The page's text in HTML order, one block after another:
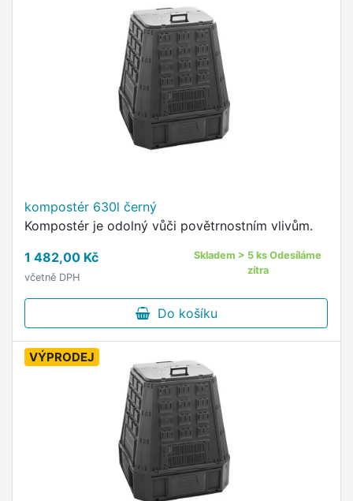
kompostér 630l černý
Kompostér je odolný vůči povětrnostním vlivům.
1 482,00 Kč
včetně DPH
Skladem > 5 ks Odesíláme
zítra
Do košíku
VÝPRODEJ